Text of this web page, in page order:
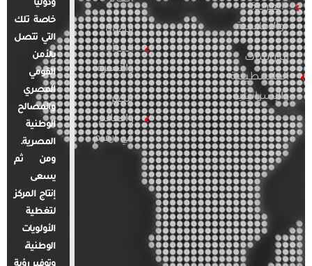
العربية
والإقليمية
الدراسات
الفلسطينية
والإسرائيلية
قضايا
المرأة
والأسرة
مصر
والعالم
في أرقام
ودوليًا
خاصة تلك
التي تتصل
بالأمن
القومي
المصري
والمصالح
الوطنية
المصرية.
ومن ثم
يسعى
إنتاج المركز
لتغطية
الأولويات
الوطنية،